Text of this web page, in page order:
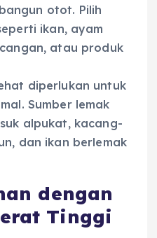
otot. Pilih
ikan, ayam
atau produk
diperlukan untuk
Sumber lemak
alpukat, kacang-
dan ikan berlemak
dengan
Tinggi